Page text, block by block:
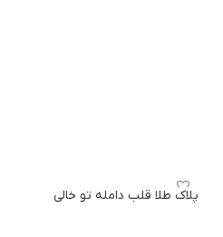
پلاک طلا قلب دامله تو خالی